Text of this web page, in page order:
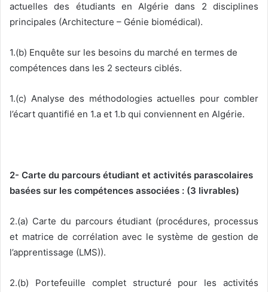
actuelles des étudiants en Algérie dans 2 disciplines
principales (Architecture – Génie biomédical).
1.(b) Enquête sur les besoins du marché en termes de
compétences dans les 2 secteurs ciblés.
1.(c) Analyse des méthodologies actuelles pour combler
l’écart quantifié en 1.a et 1.b qui conviennent en Algérie.
2- Carte du parcours étudiant et activités parascolaires
basées sur les compétences associées : (3 livrables)
2.(a) Carte du parcours étudiant (procédures, processus
et matrice de corrélation avec le système de gestion de
l’apprentissage (LMS)).
2.(b) Portefeuille complet structuré pour les activités